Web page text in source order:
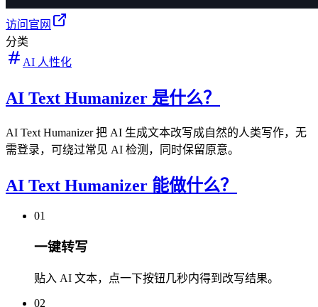
访问官网
分类
AI 人性化
AI Text Humanizer 是什么？
AI Text Humanizer 把 AI 生成文本改写成自然的人类写作，无
需登录，可绕过常见 AI 检测，同时保留原意。
AI Text Humanizer 能做什么？
01
一键转写
贴入 AI 文本，点一下按钮几秒内得到改写结果。
02